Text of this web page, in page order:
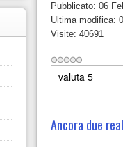
Pubblicato: 06
Ultima modifica:
Visite: 40691
Valuta
Ancora due